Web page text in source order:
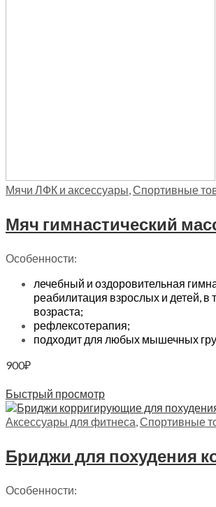
Мячи ЛФК и аксессуары Спортивные
Особенности:
лечебный и оздоровительная
реабилитация взрослых и детей, в
возраста;
рефлексотерапия;
подходит для любых мышечных
900₽
Быстрый просмотр
Аксессуары для фитнеса Спортивные
Особенности: